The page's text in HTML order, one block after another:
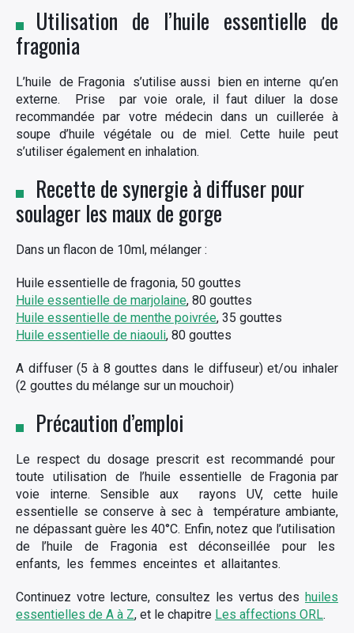
Utilisation de l’huile essentielle de
fragonia
L’huile de Fragonia s’utilise aussi bien en interne qu’en
externe. Prise par voie orale, il faut diluer la dose
recommandée par votre médecin dans un cuillerée à
soupe d’huile végétale ou de miel. Cette huile peut
s’utiliser également en inhalation.
Recette de synergie à diffuser pour
soulager les maux de gorge
Dans un flacon de 10ml, mélanger :
Huile essentielle de fragonia, 50 gouttes
Huile essentielle de marjolaine, 80 gouttes
Huile essentielle de menthe poivrée, 35 gouttes
Huile essentielle de niaouli, 80 gouttes
A diffuser (5 à 8 gouttes dans le diffuseur) et/ou inhaler
(2 gouttes du mélange sur un mouchoir)
Précaution d’emploi
Le respect du dosage prescrit est recommandé pour
toute utilisation de l’huile essentielle de Fragonia par
voie interne. Sensible aux rayons UV, cette huile
essentielle se conserve à sec à température ambiante,
ne dépassant guère les 40°C. Enfin, notez que l’utilisation
de l’huile de Fragonia est déconseillée pour les
enfants, les femmes enceintes et allaitantes.
Continuez votre lecture, consultez les vertus des huiles
essentielles de A à Z, et le chapitre Les affections ORL.